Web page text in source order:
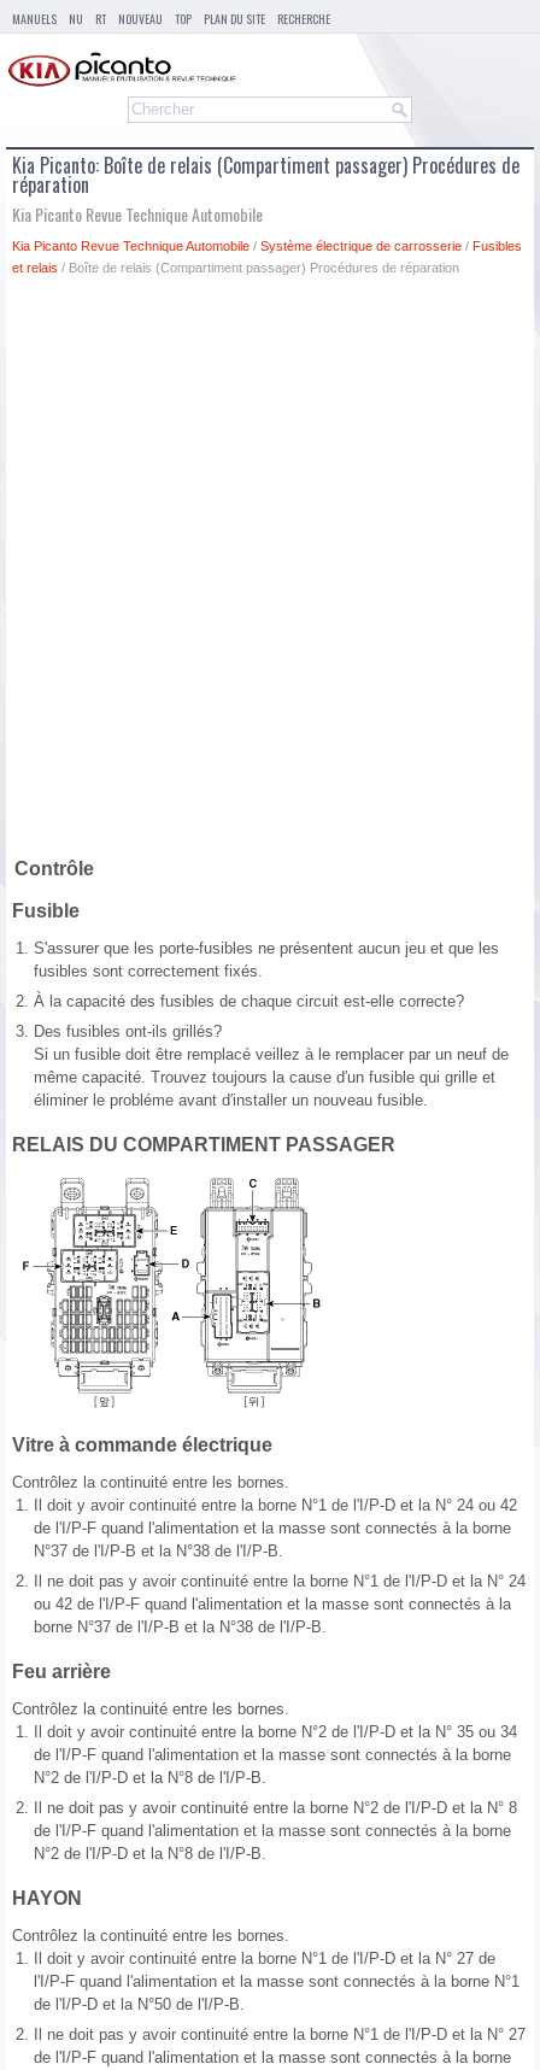
MANUELS NU RT NOUVEAU TOP PLAN DU SITE RECHERCHE
Kia Picanto: Boîte de relais (Compartiment passager) Procédures de
réparation
Kia Picanto Revue Technique Automobile
Kia Picanto Revue Technique Automobile / Système électrique de carrosserie / Fusibles
et relais / Boîte de relais (Compartiment passager) Procédures de réparation
Contrôle
Fusible
1. S'assurer que les porte-fusibles ne présentent aucun jeu et que les
fusibles sont correctement fixés.
2. À la capacité des fusibles de chaque circuit est-elle correcte?
3. Des fusibles ont-ils grillés?
Si un fusible doit être remplacé veillez à le remplacer par un neuf de
même capacité. Trouvez toujours la cause d′un fusible qui grille et
éliminer le probléme avant d′installer un nouveau fusible.
RELAIS DU COMPARTIMENT PASSAGER
Vitre à commande électrique
Contrôlez la continuité entre les bornes.
1.
Il doit y avoir continuité entre la borne N°1 de l'I/P-D et la N° 24 ou 42
de l'I/P-F quand l'alimentation et la masse sont connectés à la borne
N°37 de l'I/P-B et la N°38 de l'I/P-B.
2.
Il ne doit pas y avoir continuité entre la borne N°1 de l'I/P-D et la N° 24
ou 42 de l'I/P-F quand l'alimentation et la masse sont connectés à la
borne N°37 de l'I/P-B et la N°38 de l'I/P-B.
Feu arrière
Contrôlez la continuité entre les bornes.
1.
Il doit y avoir continuité entre la borne N°2 de l'I/P-D et la N° 35 ou 34
de l'I/P-F quand l'alimentation et la masse sont connectés à la borne
N°2 de l'I/P-D et la N°8 de l'I/P-B.
2.
Il ne doit pas y avoir continuité entre la borne N°2 de l'I/P-D et la N° 8
de l'I/P-F quand l'alimentation et la masse sont connectés à la borne
N°2 de l'I/P-D et la N°8 de l'I/P-B.
HAYON
Contrôlez la continuité entre les bornes.
1.
Il doit y avoir continuité entre la borne N°1 de l'I/P-D et la N° 27 de
l'I/P-F quand l'alimentation et la masse sont connectés à la borne N°1
de l'I/P-D et la N°50 de l'I/P-B.
2.
Il ne doit pas y avoir continuité entre la borne N°1 de l'I/P-D et la N° 27
de l'I/P-F quand l'alimentation et la masse sont connectés à la borne